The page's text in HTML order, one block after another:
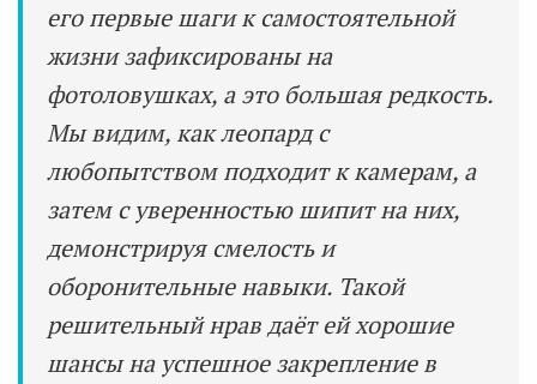
его первые шаги к самостоятельной
жизни зафиксированы на
фотоловушках, а это большая редкость.
Мы видим, как леопард с
любопытством подходит к камерам, а
затем с уверенностью шипит на них,
демонстрируя смелость и
оборонительные навыки. Такой
решительный нрав даёт ей хорошие
шансы на успешное закрепление в